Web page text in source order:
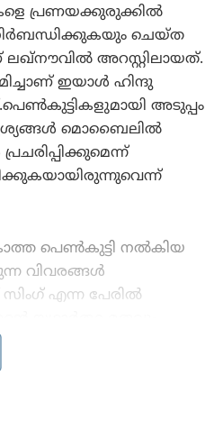
പ്രണയക്കുരുക്കിൽ
ചെയ്ത
അറസ്റ്റിലായത്.
ഇയാൾ ഹിന്ദു
അടുപ്പം
മൊബൈലിൽ
പെൺകുട്ടി നൽകിയ
വിവരങ്ങൾ
എന്ന പേരിൽ
ബന്ധം സ്ഥാപിച്ചതെന്ന്
ദൃശ്യങ്ങൾ